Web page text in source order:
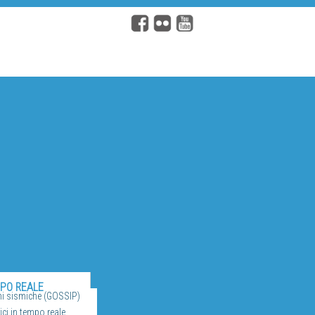
REALE
sismiche (GOSSIP)
in tempo reale